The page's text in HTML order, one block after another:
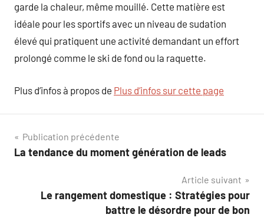
garde la chaleur, même mouillé. Cette matière est
idéale pour les sportifs avec un niveau de sudation
élevé qui pratiquent une activité demandant un effort
prolongé comme le ski de fond ou la raquette.
Plus d’infos à propos de Plus d’infos sur cette page
Navigation
de
Publication précédente
La tendance du moment génération de leads
Article suivant
Le rangement domestique : Stratégies pour
battre le désordre pour de bon